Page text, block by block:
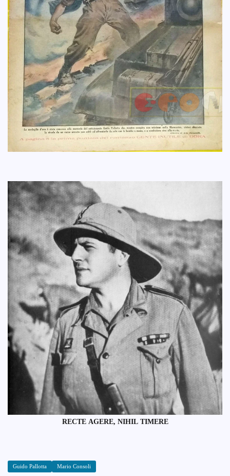
RECTE AGERE, NIHIL TIMERE
Guido Pallotta Mario Consoli